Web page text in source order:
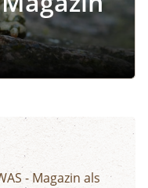
- Magazin als